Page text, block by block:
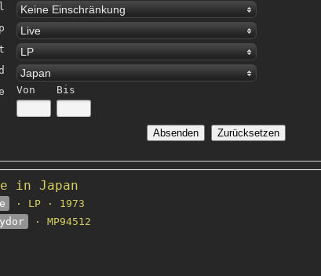
Keine Einschränkung
Live
LP
Japan
Von Bis
in Japan
· LP · 1973
· MP94512